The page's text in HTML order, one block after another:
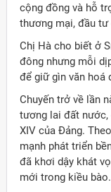
cộng đồng và hỗ
thương mại, đầu
Chị Hà cho biết ở
đông nhưng mỗi
để giữ gìn văn hoá
Chuyến trở về lần
tương lai đất
XIV của Đảng.
mạnh phát triển
đã khơi dậy khát
mới trong kiều bào.